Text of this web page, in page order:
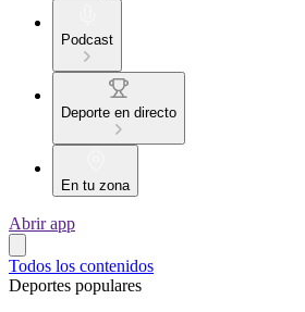
Podcast
Deporte en directo
En tu zona
Abrir app
Todos los contenidos
Deportes populares